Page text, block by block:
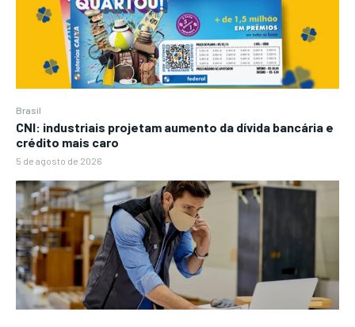
Brasil
CNI: industriais projetam aumento da dívida bancária e
crédito mais caro
5 de agosto de 2026